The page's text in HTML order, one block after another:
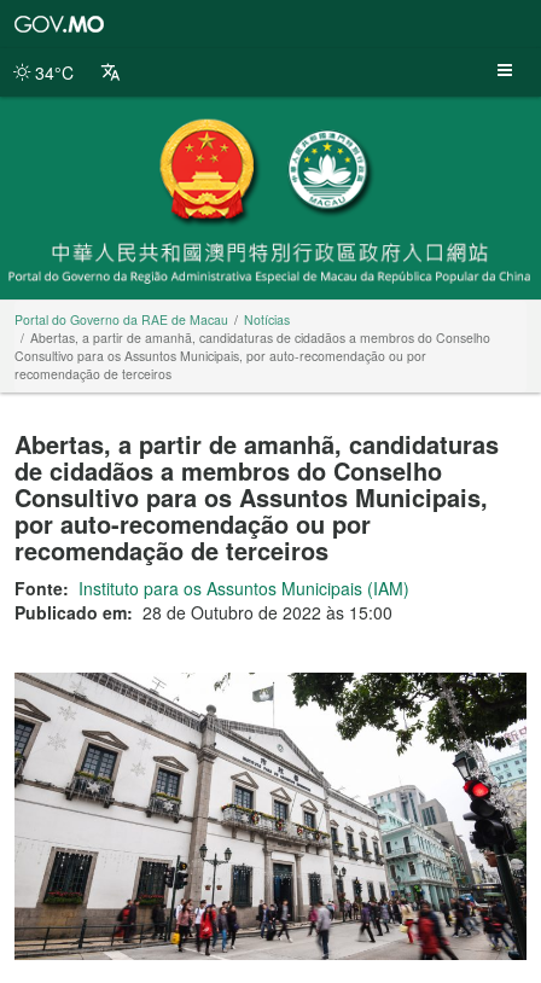
da
34°C
Portal do Governo da RAE de Macau
Notícias
Abertas, a partir de amanhã, candidaturas de cidadãos a membros do Conselho
Consultivo para os Assuntos Municipais, por auto-recomendação ou por
recomendação de terceiros
Abertas, a partir de amanhã, candidaturas
de cidadãos a membros do Conselho
Consultivo para os Assuntos Municipais,
por auto-recomendação ou por
recomendação de terceiros
Fonte: Instituto para os Assuntos Municipais (IAM)
Publicado em: 28 de Outubro de 2022 às 15:00